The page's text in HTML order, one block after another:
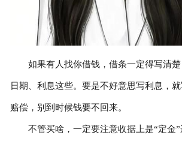
如果有人找你借钱，借条一定得写清楚
日期、利息这些。要是不好意思写利息，
赔偿，别到时候钱要不回来。
不管买啥，一定要注意收据上是“定金”